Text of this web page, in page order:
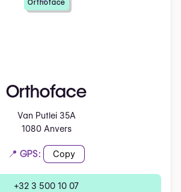
Orthoface
Van Putlei 35A
1080 Anvers
📍 GPS: Copy
+32 3 500 10 07
Orthoface